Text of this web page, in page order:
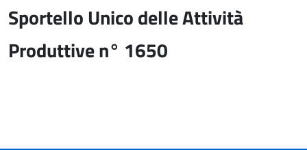
Sportello Unico delle Attività
Produttive n° 1650